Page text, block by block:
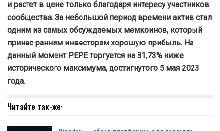
Токен PEPE создан по мотивам известного мема с
грустной лягушкой Пепе. Как и другие мемные
и растет в цене только благодаря интересу участников